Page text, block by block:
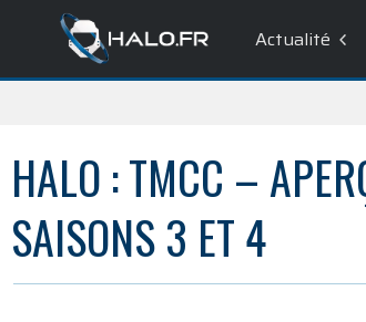
Actualité
HALO : TMCC –
SAISONS 3 ET 4